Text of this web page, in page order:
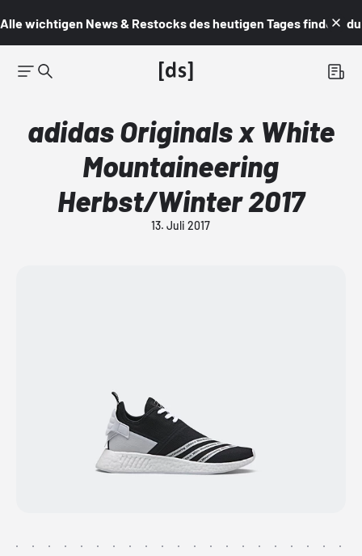
Alle wichtigen News & Restocks des heutigen Tages findest du
adidas Originals x White
Mountaineering
Herbst/Winter 2017
13. Juli 2017